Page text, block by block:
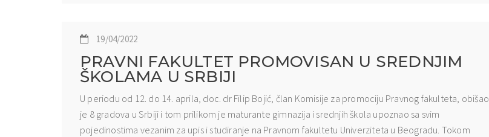
19/04/2022
PRAVNI FAKULTET PROMOVISAN U SREDNJIM
ŠKOLAMA U SRBIJI
U periodu od 12. do 14. aprila, doc. dr Filip Bojić, član Komisije za promociju Pravnog fakulteta, obišao
je 8 gradova u Srbiji i tom prilikom je maturante gimnazija i srednjih škola upoznao sa svim
pojedinostima vezanim za upis i studiranje na Pravnom fakultetu Univerziteta u Beogradu. Tokom